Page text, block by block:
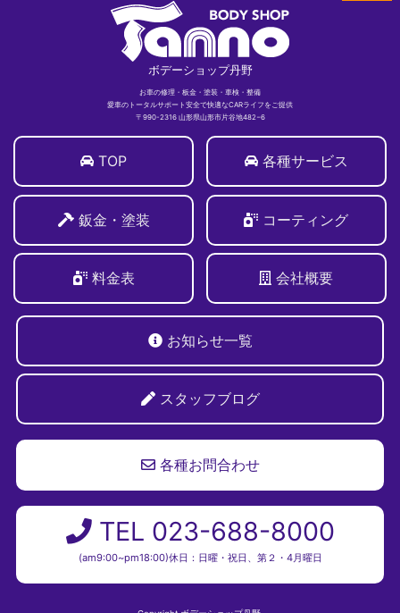
ボデーショップ丹野
お車の修理・板金・塗装・車検・整備
愛車のトータルサポート安全で快適なCARライフをご提供
〒990-2316 山形県山形市片谷地482−6
TOP 各種サービス
鈑金・塗装 コーティング
料金表 会社概要
お知らせ一覧
スタッフブログ
各種お問合わせ
TEL 023-688-8000
(am9:00~pm18:00)休日：日曜・祝日、第２・4月曜日